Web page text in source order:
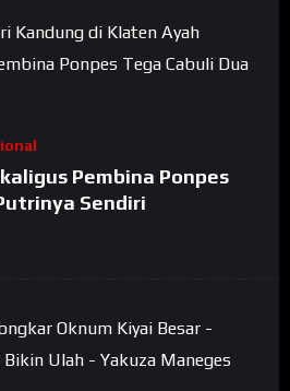
Pembina Ponpes
Sendiri